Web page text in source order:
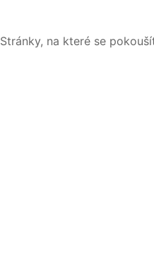
Stránky, na které se